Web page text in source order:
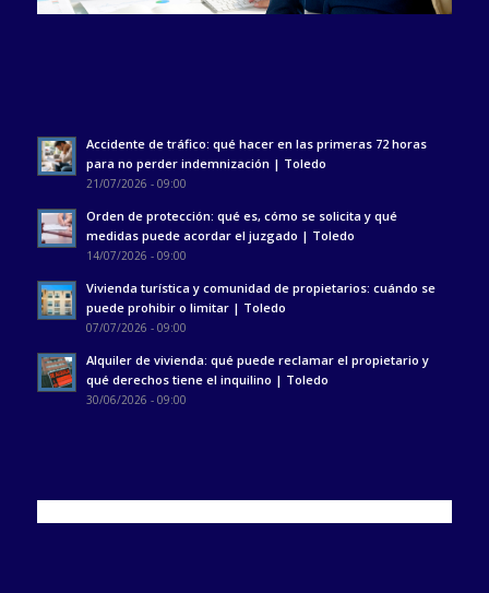
Accidente de tráfico: qué hacer en las primeras 72 horas
para no perder indemnización | Toledo
21/07/2026 - 09:00
Orden de protección: qué es, cómo se solicita y qué
medidas puede acordar el juzgado | Toledo
14/07/2026 - 09:00
Vivienda turística y comunidad de propietarios: cuándo se
puede prohibir o limitar | Toledo
07/07/2026 - 09:00
Alquiler de vivienda: qué puede reclamar el propietario y
qué derechos tiene el inquilino | Toledo
30/06/2026 - 09:00